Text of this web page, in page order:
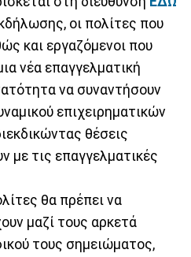
οι πολίτες που
και εργαζόμενοι που
νέα επαγγελματική
να συναντήσουν
επιχειρηματικών
θέσεις
με τις επαγγελματικές
θα πρέπει να
μαζί τους αρκετά
τους σημειώματος,